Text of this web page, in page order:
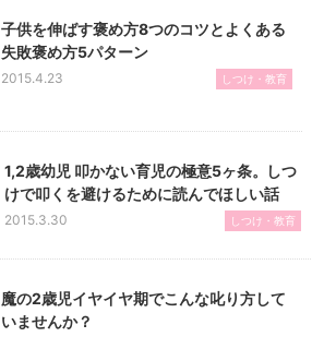
子供を伸ばす褒め方8つのコツとよくある
失敗褒め方5パターン
2015.4.23 しつけ・教育
1,2歳幼児 叩かない育児の極意5ヶ条。しつ
けで叩くを避けるために読んでほしい話
2015.3.30 しつけ・教育
魔の2歳児イヤイヤ期でこんな叱り方して
いませんか？